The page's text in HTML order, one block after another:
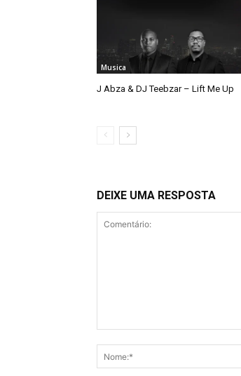
Musica
J Abza & DJ Teebzar – Lift Me Up
DEIXE UMA RESPOSTA